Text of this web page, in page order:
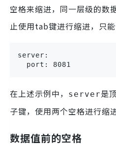
空格来缩进，同一层级的数
止使用tab键进行缩进，只能
server:
  port: 8081
在上述示例中， server是
子键，使用两个空格进行缩进
数据值前的空格